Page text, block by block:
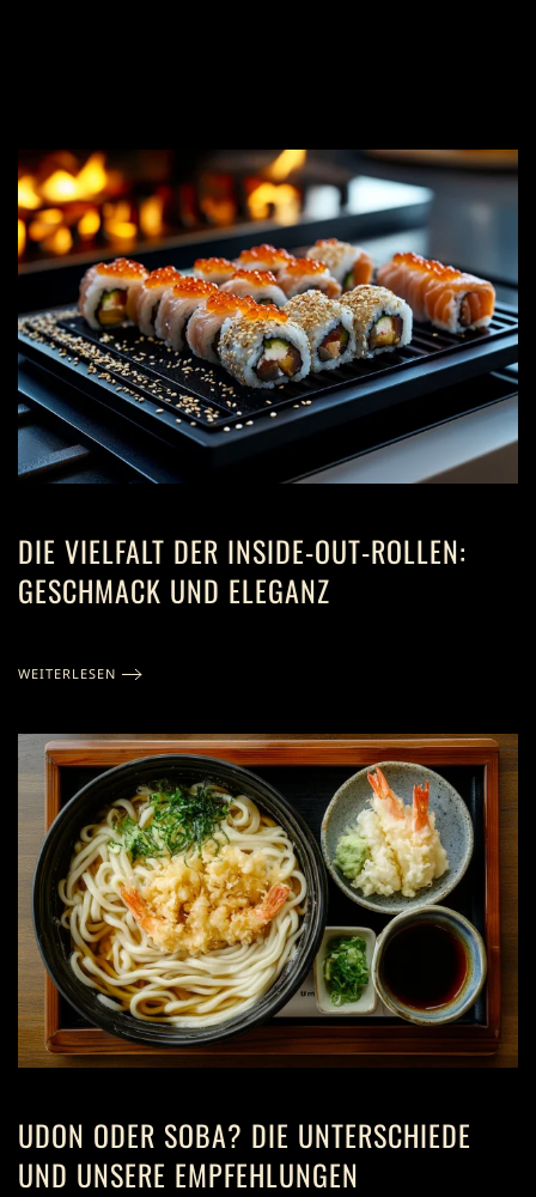
DIE VIELFALT DER INSIDE-OUT-ROLLEN:
GESCHMACK UND ELEGANZ
WEITERLESEN
UDON ODER SOBA? DIE UNTERSCHIEDE
UND UNSERE EMPFEHLUNGEN